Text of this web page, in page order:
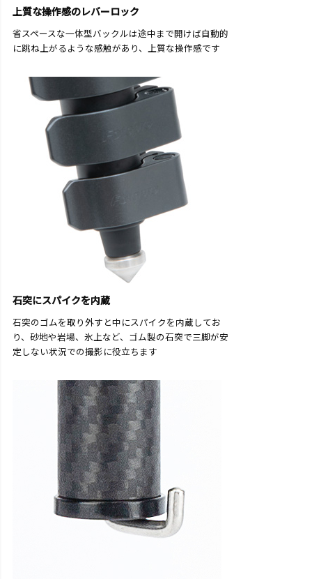
上質な操作感のレバーロック
省スペースな一体型バックルは途中まで開けば自動的
に跳ね上がるような感触があり、上質な操作感です
石突にスパイクを内蔵
石突のゴムを取り外すと中にスパイクを内蔵してお
り、砂地や岩場、氷上など、ゴム製の石突で三脚が安
定しない状況での撮影に役立ちます